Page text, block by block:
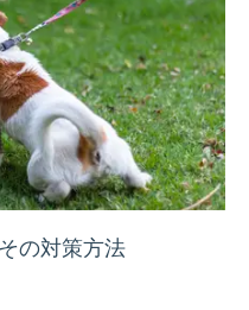
の対策方法